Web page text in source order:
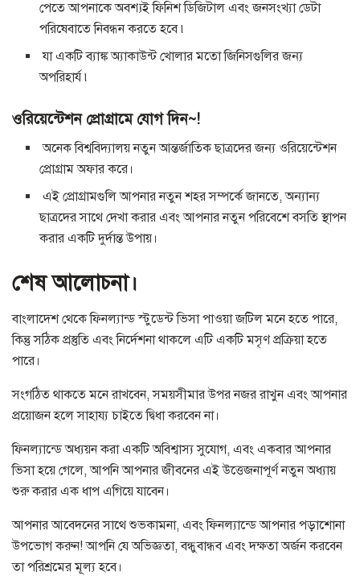
পেতে আপনাকে অবশ্যই ফিনিশ ডিজিটাল এবং জনসংখ্যা ডেটা
পরিষেবাতে নিবন্ধন করতে হবে ৷
যা একটি ব্যাঙ্ক অ্যাকাউন্ট খোলার মতো জিনিসগুলির জন্য
অপরিহার্য ৷
ওরিয়েন্টেশন প্রোগ্রামে যোগ দিন~!
অনেক বিশ্ববিদ্যালয় নতুন আন্তর্জাতিক ছাত্রদের জন্য ওরিয়েন্টেশন
প্রোগ্রাম অফার করে।
এই প্রোগ্রামগুলি আপনার নতুন শহর সম্পর্কে জানতে, অন্যান্য
ছাত্রদের সাথে দেখা করার এবং আপনার নতুন পরিবেশে বসতি স্থাপন
করার একটি দুর্দান্ত উপায়।
শেষ আলোচনা।
বাংলাদেশ থেকে ফিনল্যান্ড স্টুডেন্ট ভিসা পাওয়া জটিল মনে হতে পারে,
কিন্তু সঠিক প্রস্তুতি এবং নির্দেশনা থাকলে এটি একটি মসৃণ প্রক্রিয়া হতে
পারে।
সংগঠিত থাকতে মনে রাখবেন, সময়সীমার উপর নজর রাখুন এবং আপনার
প্রয়োজন হলে সাহায্য চাইতে দ্বিধা করবেন না।
ফিনল্যান্ডে অধ্যয়ন করা একটি অবিশ্বাস্য সুযোগ, এবং একবার আপনার
ভিসা হয়ে গেলে, আপনি আপনার জীবনের এই উত্তেজনাপূর্ণ নতুন অধ্যায়
শুরু করার এক ধাপ এগিয়ে যাবেন।
আপনার আবেদনের সাথে শুভকামনা, এবং ফিনল্যান্ডে আপনার পড়াশোনা
উপভোগ করুন! আপনি যে অভিজ্ঞতা, বন্ধুবান্ধব এবং দক্ষতা অর্জন করবেন
তা পরিশ্রমের মূল্য হবে।